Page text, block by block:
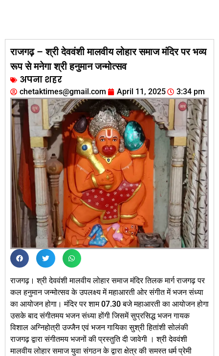
राजगढ़ – श्री देववंशी मालवीय लोहार समाज मंदिर पर भव्य
रूप से मनेगा श्री हनुमान जन्मोत्सव
अपना शहर
chetaktimes@gmail.com April 11, 2025 3:34 pm
राजगढ़। श्री देववंशी मालवीय लोहार समाज मंदिर तिलक मार्ग राजगढ़ पर
कल हनुमान जन्मोत्सव के उपलक्ष्य में महाआरती ओर संगीत में भजन संध्या
का आयोजन होगा। मंदिर पर शाम 07.30 बजे महाआरती का आयोजन होगा
उसके बाद संगीतमय भजन संध्या होंगी जिसमें सुप्रसिद्ध भजन गायक
विशाल अग्निहोत्री उज्जैन एवं भजन गायिका सुश्री हितांशी सोलंकी
राजगढ़ द्वारा संगीतमय भजनों की प्रस्तुति दी जावेगी । श्री देववंशी
मालवीय लोहार समाज युवा संगठन के द्वारा क्षेत्र की समस्त धर्म प्रेमी